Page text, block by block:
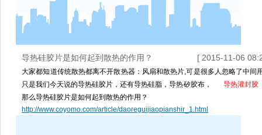
导热硅胶片是如何起到散热的作用？ [ 2015-11-06
大家都知道传统散热都离不开散热器：风扇和散热片,可是很多人忽略了中间
只是我们今天说的导热硅胶片，还有导热硅脂，导热矽胶布，
导热灌封胶
那么导热硅胶片是如何起到散热的作用？
http://www.coyomo.com/article/daoreguijiaopianshir_1.html